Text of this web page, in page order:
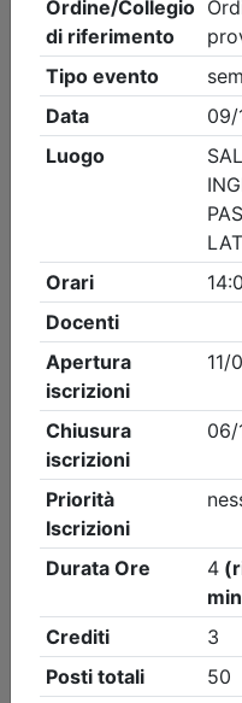
Criteri di ricerca
- Tipo Ordine/
Bergamo- Eventi in
Dettagli evento
A pagamento
Ordine degli Ingegneri
Preventivazione
Date: dal15/09/2026 al